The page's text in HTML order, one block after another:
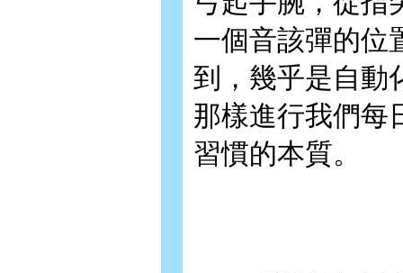
一個音該彈的位
到，幾乎是自動
那樣進行我們每
習慣的本質。